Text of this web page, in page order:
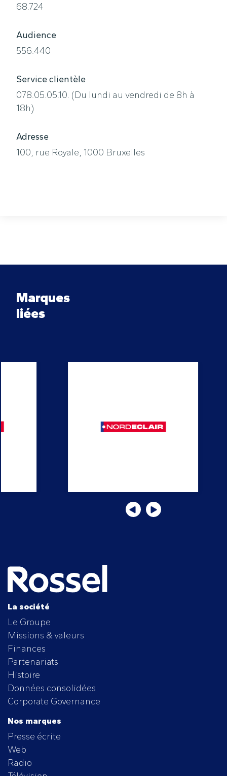
68.724
Audience
556.440
Service clientèle
078.05.05.10. (Du lundi au vendredi de 8h à
18h)
Adresse
100, rue Royale, 1000 Bruxelles
Marques
liées
La société
Le Groupe
Missions & valeurs
Finances
Partenariats
Histoire
Données consolidées
Corporate Governance
Nos marques
Presse écrite
Web
Radio